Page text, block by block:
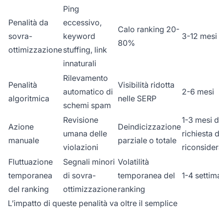
Penalità da
sovra-
ottimizzazione
Ping
eccessivo,
keyword
stuffing, link
innaturali
Calo ranking 20-
80%
3-12 mesi
Penalità
algoritmica
Rilevamento
automatico di
schemi spam
Visibilità ridotta
nelle SERP
2-6 mesi
Azione
manuale
Revisione
umana delle
violazioni
Deindicizzazione
parziale o totale
1-3 mesi
richiesta
Fluttuazione
temporanea
del ranking
Segnali minori
di sovra-
ottimizzazione
Volatilità
temporanea del
ranking
1-4
L’impatto di queste penalità va oltre il semplice